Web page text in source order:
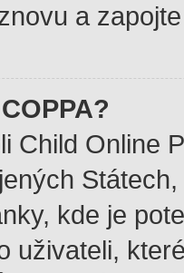
a
Child Online
kde je
uživateli,